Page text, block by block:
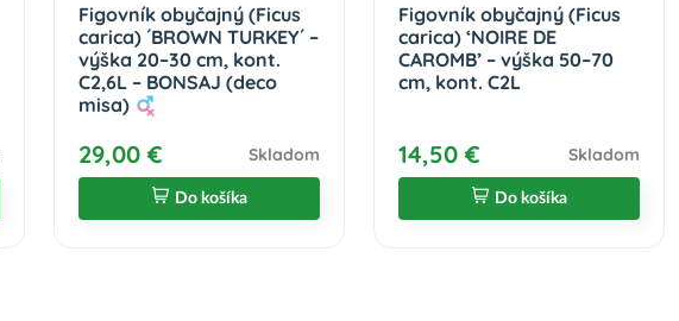
Figovník obyčajný (Ficus
carica) ´BROWN TURKEY´ –
výška 20–30 cm, kont.
C2,6L – BONSAJ (deco
misa)
29,00 € Skladom
Do košíka
Figovník obyčajný (Ficus
carica) ‘NOIRE DE
CAROMB’ – výška 50–70
cm, kont. C2L
14,50 € Skladom
Do košíka